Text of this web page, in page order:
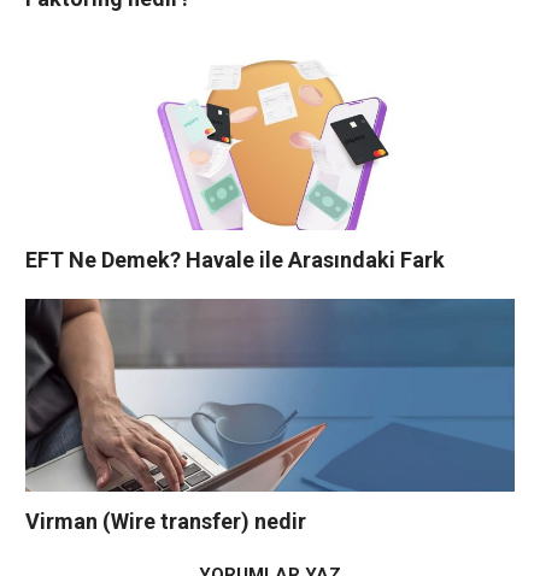
EFT Ne Demek? Havale ile Arasındaki Fark
Virman (Wire transfer) nedir